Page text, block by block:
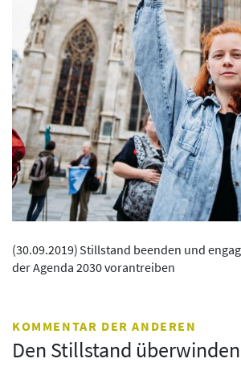
(30.09.2019) Stillstand beenden und
der Agenda 2030 vorantreiben
KOMMENTAR DER ANDEREN
Den Stillstand überwinden